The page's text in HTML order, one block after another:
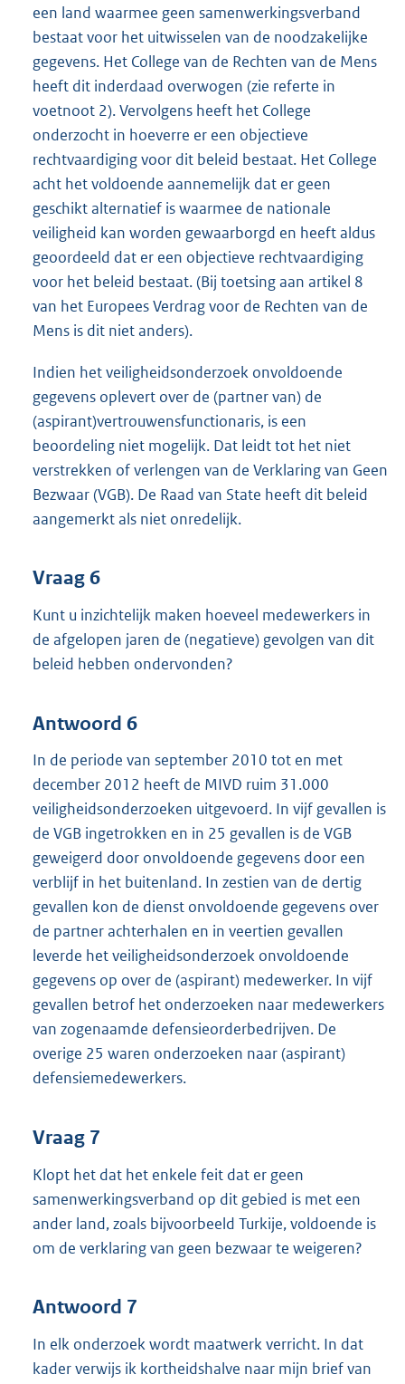
een land waarmee geen samenwerkingsverband
bestaat voor het uitwisselen van de noodzakelijke
gegevens. Het College van de Rechten van de Mens
heeft dit inderdaad overwogen (zie referte in
voetnoot 2). Vervolgens heeft het College
onderzocht in hoeverre er een objectieve
rechtvaardiging voor dit beleid bestaat. Het College
acht het voldoende aannemelijk dat er geen
geschikt alternatief is waarmee de nationale
veiligheid kan worden gewaarborgd en heeft aldus
geoordeeld dat er een objectieve rechtvaardiging
voor het beleid bestaat. (Bij toetsing aan artikel 8
van het Europees Verdrag voor de Rechten van de
Mens is dit niet anders).
Indien het veiligheidsonderzoek onvoldoende
gegevens oplevert over de (partner van) de
(aspirant)vertrouwensfunctionaris, is een
beoordeling niet mogelijk. Dat leidt tot het niet
verstrekken of verlengen van de Verklaring van Geen
Bezwaar (VGB). De Raad van State heeft dit beleid
aangemerkt als niet onredelijk.
Vraag 6
Kunt u inzichtelijk maken hoeveel medewerkers in
de afgelopen jaren de (negatieve) gevolgen van dit
beleid hebben ondervonden?
Antwoord 6
In de periode van september 2010 tot en met
december 2012 heeft de MIVD ruim 31.000
veiligheidsonderzoeken uitgevoerd. In vijf gevallen is
de VGB ingetrokken en in 25 gevallen is de VGB
geweigerd door onvoldoende gegevens door een
verblijf in het buitenland. In zestien van de dertig
gevallen kon de dienst onvoldoende gegevens over
de partner achterhalen en in veertien gevallen
leverde het veiligheidsonderzoek onvoldoende
gegevens op over de (aspirant) medewerker. In vijf
gevallen betrof het onderzoeken naar medewerkers
van zogenaamde defensieorderbedrijven. De
overige 25 waren onderzoeken naar (aspirant)
defensiemedewerkers.
Vraag 7
Klopt het dat het enkele feit dat er geen
samenwerkingsverband op dit gebied is met een
ander land, zoals bijvoorbeeld Turkije, voldoende is
om de verklaring van geen bezwaar te weigeren?
Antwoord 7
In elk onderzoek wordt maatwerk verricht. In dat
kader verwijs ik kortheidshalve naar mijn brief van